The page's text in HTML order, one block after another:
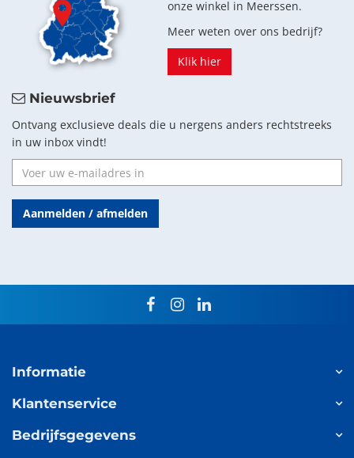
onze winkel in Meerssen.
Meer weten over ons bedrijf?
Klik hier
Nieuwsbrief
Ontvang exclusieve deals die u nergens anders rechtstreeks
in uw inbox vindt!
Aanmelden / afmelden
facebookinstagram
linkedin
Informatie
Klantenservice
Bedrijfsgegevens